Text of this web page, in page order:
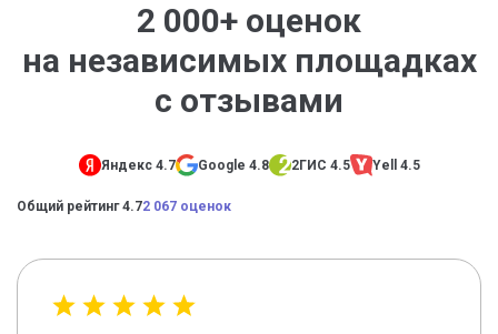
2 000+ оценок
на независимых площадках
с отзывами
Яндекс 4.7 Google 4.8 2ГИС 4.5 Yell 4.5
Общий рейтинг 4.72 067 оценок